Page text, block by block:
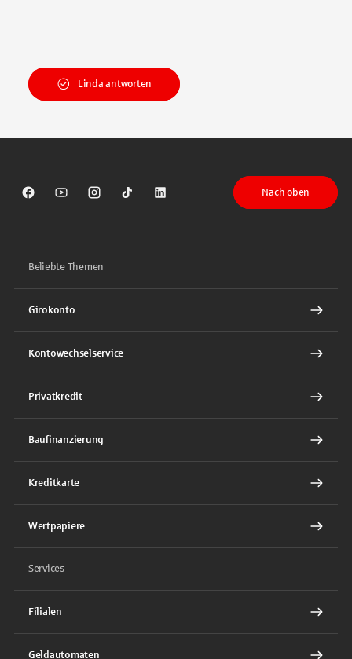
Linda antworten
Sparkasse auf Facebook
Sparkasse auf Youtube
Sparkasse auf Instagram
Sparkasse auf TikTok
Sparkasse auf LinkedIn
Nach oben
Beliebte Themen
Girokonto
Kontowechselservice
Privatkredit
Baufinanzierung
Kreditkarte
Wertpapiere
Services
Filialen
Geldautomaten